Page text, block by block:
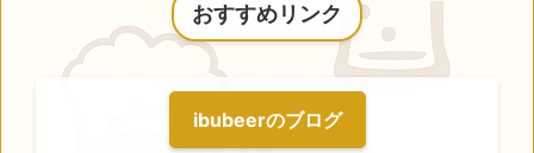
おすすめリンク
ibubeerのブログ